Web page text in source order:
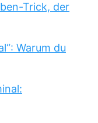
Trick, der
Warum du